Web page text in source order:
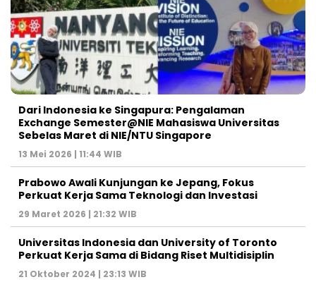
Dari Indonesia ke Singapura: Pengalaman
Exchange Semester@NIE Mahasiswa Universitas
Sebelas Maret di NIE/NTU Singapore
13 Mei 2026 | 11:44 WIB
Prabowo Awali Kunjungan ke Jepang, Fokus
Perkuat Kerja Sama Teknologi dan Investasi
29 Maret 2026 | 21:32 WIB
Universitas Indonesia dan University of Toronto
Perkuat Kerja Sama di Bidang Riset Multidisiplin
21 Oktober 2024 | 23:13 WIB